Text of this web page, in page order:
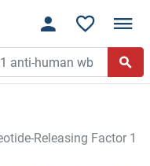
Releasing Factor 1